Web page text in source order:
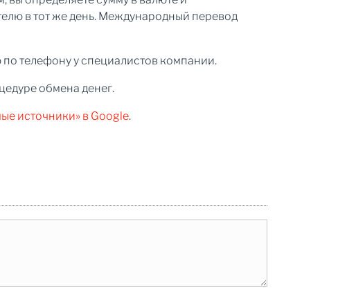
в тот же день. Международный перевод
телефону у специалистов компании.
обмена денег.
источники» в Google.